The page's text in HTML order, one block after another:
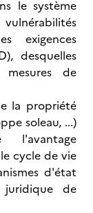
le système
exigences
desquelles
de
la propriété
soleau, ...)
cycle de vie
d'état
de